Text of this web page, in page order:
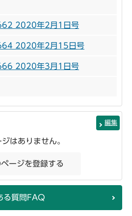
2020年2月1日号
2020年2月15日号
2020年3月1日号
編集
はありません。
ページを登録する
る質問FAQ